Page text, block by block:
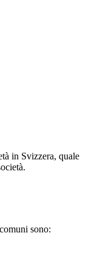
in Svizzera, quale
sono: